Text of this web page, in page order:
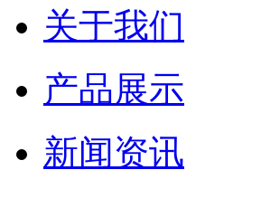
关于我们
产品展示
新闻资讯